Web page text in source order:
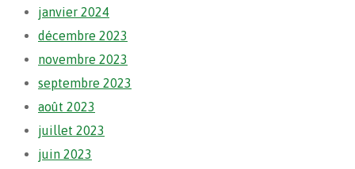
janvier 2024
décembre 2023
novembre 2023
septembre 2023
août 2023
juillet 2023
juin 2023